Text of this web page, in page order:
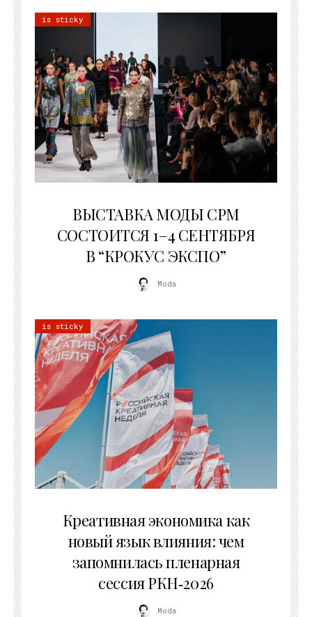
is sticky
ВЫСТАВКА МОДЫ CPM
СОСТОИТСЯ 1–4 СЕНТЯБРЯ
В “КРОКУС ЭКСПО”
Moda
is sticky
Креативная экономика как
новый язык влияния: чем
запомнилась пленарная
сессия РКН‑2026
Moda